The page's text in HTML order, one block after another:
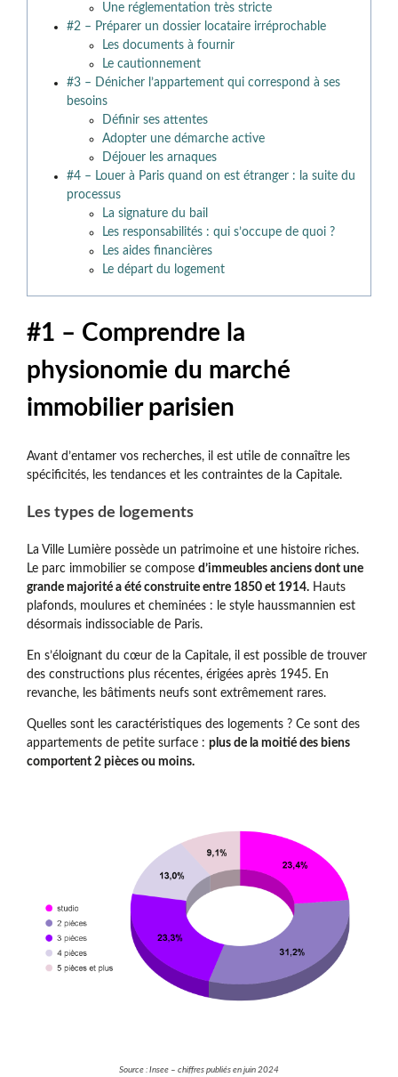
Une réglementation très stricte
#2 – Préparer un dossier locataire irréprochable
Les documents à fournir
Le cautionnement
#3 – Dénicher l’appartement qui correspond à ses
besoins
Définir ses attentes
Adopter une démarche active
Déjouer les arnaques
#4 – Louer à Paris quand on est étranger : la suite du
processus
La signature du bail
Les responsabilités : qui s’occupe de quoi ?
Les aides financières
Le départ du logement
#1 – Comprendre la
physionomie du marché
immobilier parisien
Avant d’entamer vos recherches, il est utile de connaître les
spécificités, les tendances et les contraintes de la Capitale.
Les types de logements
La Ville Lumière possède un patrimoine et une histoire riches.
Le parc immobilier se compose d’immeubles anciens dont une
grande majorité a été construite entre 1850 et 1914. Hauts
plafonds, moulures et cheminées : le style haussmannien est
désormais indissociable de Paris.
En s’éloignant du cœur de la Capitale, il est possible de trouver
des constructions plus récentes, érigées après 1945. En
revanche, les bâtiments neufs sont extrêmement rares.
Quelles sont les caractéristiques des logements ? Ce sont des
appartements de petite surface : plus de la moitié des biens
comportent 2 pièces ou moins.
Source : Insee – chiffres publiés en juin 2024